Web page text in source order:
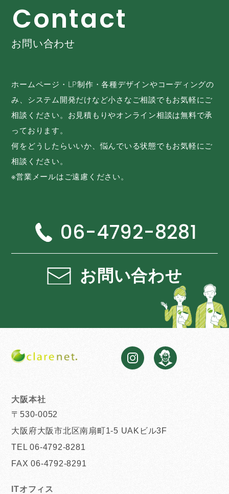
Contact
お問い合わせ
ホームページ・LP制作・各種デザインやコーディングの
み、システム開発だけなど小さなご相談でもお気軽にご
相談ください。お見積もりやオンライン相談は無料で承
っております。
何をどうしたらいいか、悩んでいる状態でもお気軽にご
相談ください。
※営業メールはご遠慮ください。
06-4792-8281
お問い合わせ
大阪本社
〒530-0052
大阪府大阪市北区南扇町1-5 UAKビル3F
TEL 06-4792-8281
FAX 06-4792-8291
ITオフィス